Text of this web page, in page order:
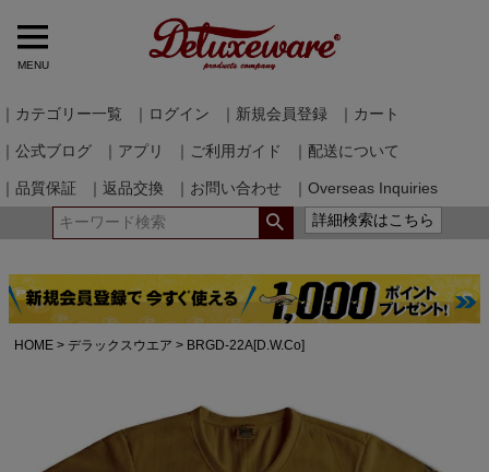
MENU
｜カテゴリー一覧 ｜ログイン ｜新規会員登録 ｜カート
｜公式ブログ ｜アプリ ｜ご利用ガイド ｜配送について
｜品質保証 ｜返品交換 ｜お問い合わせ
｜Overseas Inquiries
詳細検索はこちら
HOME デラックスウエア BRGD-22A[D.W.Co]